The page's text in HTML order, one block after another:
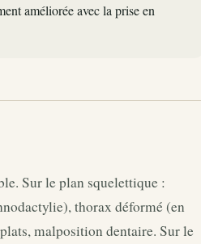
améliorée avec la prise en
Sur le plan squelettique :
thorax déformé (en
malposition dentaire. Sur le